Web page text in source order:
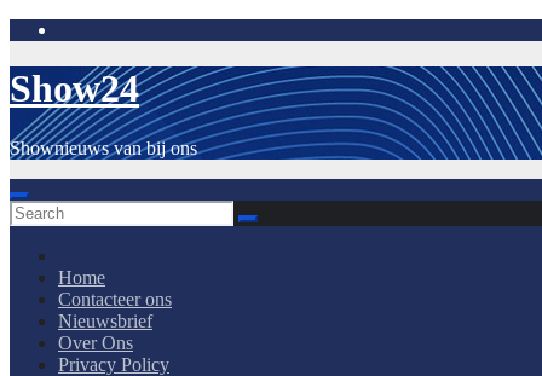
Skip
content
Show24
Shownieuws van bij ons
Home
Contacteer ons
Nieuwsbrief
Over Ons
Privacy Policy